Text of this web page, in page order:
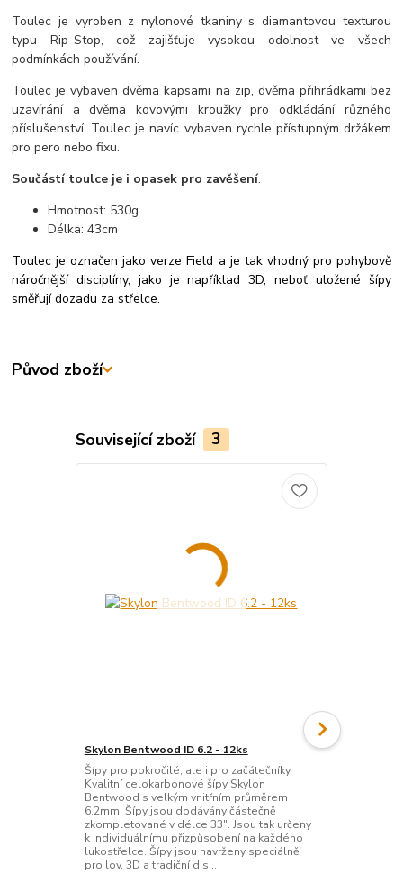
Toulec je vyroben z nylonové tkaniny s diamantovou texturou
typu Rip-Stop, což zajišťuje vysokou odolnost ve všech
podmínkách používání.
Toulec je vybaven dvěma kapsami na zip, dvěma přihrádkami bez
uzavírání a dvěma kovovými kroužky pro odkládání různého
příslušenství. Toulec je navíc vybaven rychle přístupným držákem
pro pero nebo fixu.
Součástí toulce je i opasek pro zavěšení.
Hmotnost: 530g
Délka: 43cm
Toulec je označen jako verze Field a je tak vhodný pro pohybově
náročnější disciplíny, jako je například 3D, neboť uložené šípy
směřují dozadu za střelce.
Původ zboží
Související zboží 3
Skylon Bentwood ID 6.2 - 12ks
Šípy pro pokročilé, ale i pro začátečníky
Kvalitní celokarbonové šípy Skylon
Bentwood s velkým vnitřním průměrem
6.2mm. Šípy jsou dodávány částečně
zkompletované v délce 33". Jsou tak určeny
k individuálnímu přizpůsobení na každého
lukostřelce. Šípy jsou navrženy speciálně
pro lov, 3D a tradiční dis...